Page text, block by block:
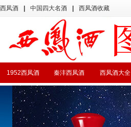
西凤酒 中国四大名酒 西凤酒收藏
西凤酒大全
秦沣西凤酒
1952西凤酒